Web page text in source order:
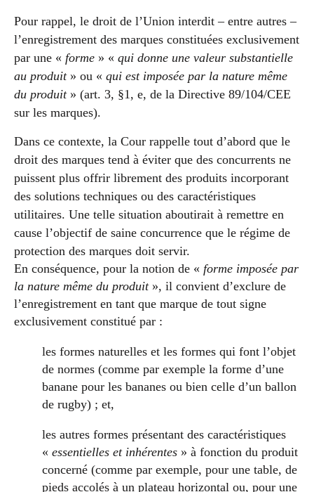
Pour rappel, le droit de l’Union interdit – entre autres –
l’enregistrement des marques constituées exclusivement
par une « forme » « qui donne une valeur substantielle
au produit» ou « qui est imposée par la nature même
du produit» (art. 3, §1, e, de la Directive 89/104/CEE
sur les marques).
Dans ce contexte, la Cour rappelle tout d’abord que le
droit des marques tend à éviter que des concurrents ne
puissent plus offrir librement des produits incorporant
des solutions techniques ou des caractéristiques
utilitaires. Une telle situation aboutirait à remettre en
cause l’objectif de saine concurrence que le régime de
protection des marques doit servir.
En conséquence, pour la notion de « forme imposée par
la nature même du produit», il convient d’exclure de
l’enregistrement en tant que marque de tout signe
exclusivement constitué par :
les formes naturelles et les formes qui font l’objet
de normes (comme par exemple la forme d’une
banane pour les bananes ou bien celle d’un ballon
de rugby) ; et,
les autres formes présentant des caractéristiques
« essentielles et inhérentes » à fonction du produit
concerné (comme par exemple, pour une table, de
pieds accolés à un plateau horizontal ou, pour une